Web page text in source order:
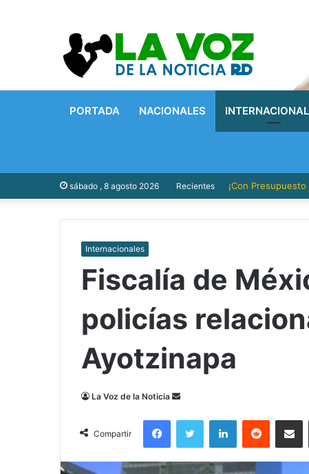
PORTADA NACIONALES
sábado , 8 agosto 2026 Recientes ¡Con Presupuesto
Internacionales
Fiscalía de
policías
Ayotzinapa
La Voz de la Noticia
Send
email
Compartir
FacebookTwitter LinkedInReddit